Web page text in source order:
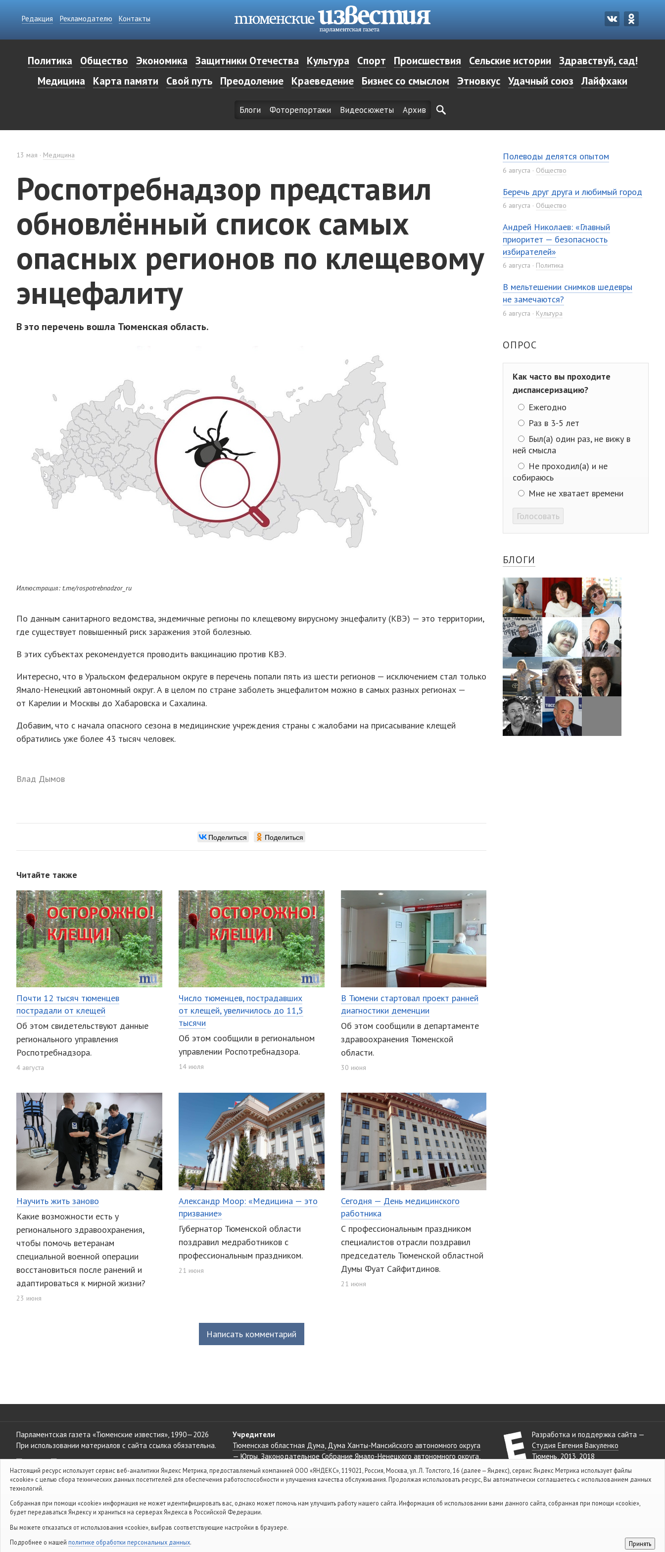
Редакция Рекламодателю Контакты
Политика Общество Экономика Защитники Отечества Культура Спорт Происшествия Сельские истории
Здравствуй, сад!
Медицина
Карта памяти Свой путь Преодоление Краеведение Бизнес со смыслом Этновкус Удачный союз Лайфхаки
Блоги Фоторепортажи Видеосюжеты Архив
13 мая Медицина
Роспотребнадзор представил
обновлённый список самых
опасных регионов по клещевому
энцефалиту
В это перечень вошла Тюменская область.
Иллюстрация: t.me/rospotrebnadzor_ru
По данным санитарного ведомства, эндемичные регионы по клещевому вирусному энцефалиту (КВЭ) — это территории,
где существует повышенный риск заражения этой болезнью.
В этих субъектах рекомендуется проводить вакцинацию против КВЭ.
Интересно, что в Уральском федеральном округе в перечень попали пять из шести регионов — исключением стал только
Ямало-Ненецкий автономный округ. А в целом по стране заболеть энцефалитом можно в самых разных регионах —
от Карелии и Москвы до Хабаровска и Сахалина.
Добавим, что с начала опасного сезона в медицинские учреждения страны с жалобами на присасывание клещей
обратились уже более 43 тысяч человек.
Влад Дымов
Поделиться Поделиться
Читайте также
Почти 12 тысяч тюменцев
пострадали от клещей
Об этом свидетельствуют данные
регионального управления
Роспотребнадзора.
4 августа
Число тюменцев, пострадавших
от клещей, увеличилось до 11,5
тысячи
Об этом сообщили в региональном
управлении Роспотребнадзора.
14 июля
В Тюмени стартовал проект ранней
диагностики деменции
Об этом сообщили в департаменте
здравоохранения Тюменской
области.
30 июня
Научить жить заново
Какие возможности есть у
регионального здравоохранения,
чтобы помочь ветеранам
специальной военной операции
восстановиться после ранений и
адаптироваться к мирной жизни?
23 июня
Александр Моор: «Медицина — это
призвание»
Губернатор Тюменской области
поздравил медработников с
профессиональным праздником.
21 июня
Сегодня — День медицинского
работника
С профессиональным праздником
специалистов отрасли поздравил
председатель Тюменской областной
Думы Фуат Сайфитдинов.
21 июня
Написать комментарий
Полеводы делятся опытом
6 августа Общество
Беречь друг друга и любимый город
6 августа Общество
Андрей Николаев: «Главный
приоритет — безопасность
избирателей»
6 августа Политика
В мельтешении снимков шедевры
не замечаются?
6 августа Культура
ОПРОС
Как часто вы проходите
диспансеризацию?
Ежегодно
Раз в 3-5 лет
Был(а) один раз, не вижу в
ней смысла
Не проходил(а) и не
собираюсь
Мне не хватает времени
Голосовать
БЛОГИ
Парламентская газета «Тюменские известия», 1990—2026
При использовании материалов с сайта ссылка обязательна.
Главный редактор — А. И. Костров
Политика обработки персональных данных
Учредители
Тюменская областная Дума Дума Ханты-Мансийского автономного округа
— Югры Законодательное Собрание Ямало-Ненецкого автономного округа
Партнёры
Альянс руководителей региональных СМИ России
Тобольская правда
Разработка и поддержка сайта —
Cтудия Евгения Вакуленко
Тюмень, 2013, 2018
Настоящий ресурс использует сервис веб-аналитики Яндекс Метрика, предоставляемый компанией ООО «ЯНДЕКС», 119021, Россия, Москва, ул. Л. Толстого, 16 (далее — Яндекс), сервис Яндекс Метрика использует файлы
«cookie» с целью сбора технических данных посетителей для обеспечения работоспособности и улучшения качества обслуживания. Продолжая использовать ресурс, Вы автоматически соглашаетесь с использованием данных
технологий.
Собранная при помощи «cookie» информация не может идентифицировать вас, однако может помочь нам улучшить работу нашего сайта. Информация об использовании вами данного сайта, собранная при помощи «cookie»,
будет передаваться Яндексу и храниться на серверах Яндекса в Российской Федерации.
Вы можете отказаться от использования «cookie», выбрав соответствующие настройки в браузере.
Подробнее о нашей политике обработки персональных данных. Принять